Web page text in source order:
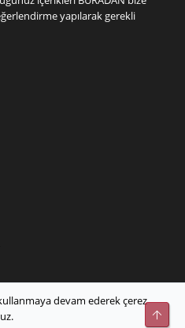
yapılarak gerekli
devam ederek çerez